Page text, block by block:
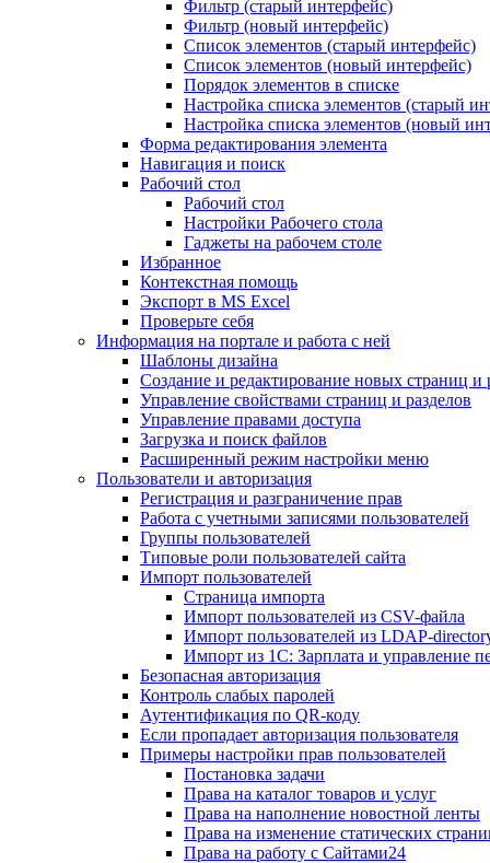
Фильтр (старый интерфейс)
Фильтр (новый интерфейс)
Список элементов (старый интерфейс)
Список элементов (новый интерфейс)
Порядок элементов в списке
Настройка списка элементов (старый
Настройка списка элементов (новый
Форма редактирования элемента
Навигация и поиск
Рабочий стол
Рабочий стол
Настройки Рабочего стола
Гаджеты на рабочем столе
Избранное
Контекстная помощь
Экспорт в MS Excel
Проверьте себя
Информация на портале и работа с ней
Шаблоны дизайна
Создание и редактирование новых страниц и
Управление свойствами страниц и разделов
Управление правами доступа
Загрузка и поиск файлов
Расширенный режим настройки меню
Пользователи и авторизация
Регистрация и разграничение прав
Работа с учетными записями пользователей
Группы пользователей
Типовые роли пользователей сайта
Импорт пользователей
Страница импорта
Импорт пользователей из CSV-файла
Импорт пользователей из LDAP-
Импорт из 1С: Зарплата и управление
Безопасная авторизация
Контроль слабых паролей
Аутентификация по QR-коду
Если пропадает авторизация пользователя
Примеры настройки прав пользователей
Постановка задачи
Права на каталог товаров и услуг
Права на наполнение новостной ленты
Права на изменение статических
Права на работу с Сайтами24